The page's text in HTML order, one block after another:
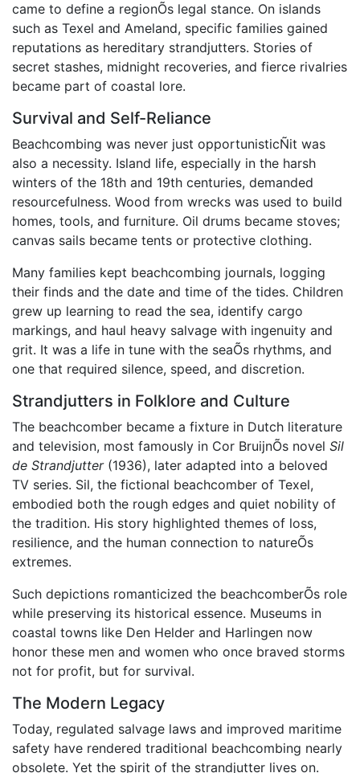
came to define a regionÕs legal stance. On islands
such as Texel and Ameland, specific families gained
reputations as hereditary strandjutters. Stories of
secret stashes, midnight recoveries, and fierce rivalries
became part of coastal lore.
Survival and Self-Reliance
Beachcombing was never just opportunisticÑit was
also a necessity. Island life, especially in the harsh
winters of the 18th and 19th centuries, demanded
resourcefulness. Wood from wrecks was used to build
homes, tools, and furniture. Oil drums became stoves;
canvas sails became tents or protective clothing.
Many families kept beachcombing journals, logging
their finds and the date and time of the tides. Children
grew up learning to read the sea, identify cargo
markings, and haul heavy salvage with ingenuity and
grit. It was a life in tune with the seaÕs rhythms, and
one that required silence, speed, and discretion.
Strandjutters in Folklore and Culture
The beachcomber became a fixture in Dutch literature
and television, most famously in Cor BruijnÕs novel Sil
de Strandjutter(1936), later adapted into a beloved
TV series. Sil, the fictional beachcomber of Texel,
embodied both the rough edges and quiet nobility of
the tradition. His story highlighted themes of loss,
resilience, and the human connection to natureÕs
extremes.
Such depictions romanticized the beachcomberÕs role
while preserving its historical essence. Museums in
coastal towns like Den Helder and Harlingen now
honor these men and women who once braved storms
not for profit, but for survival.
The Modern Legacy
Today, regulated salvage laws and improved maritime
safety have rendered traditional beachcombing nearly
obsolete. Yet the spirit of the strandjutter lives on.